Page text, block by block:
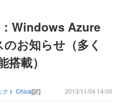
Windows Azure
お知らせ（多く
載）
クト Chica[訳] 2013/11/04 14:00